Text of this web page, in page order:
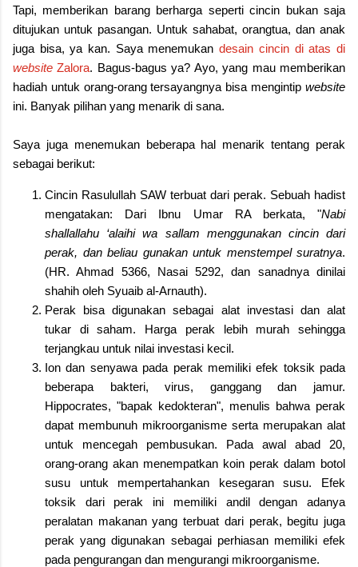
Tapi, memberikan barang berharga seperti cincin bukan saja
ditujukan untuk pasangan. Untuk sahabat, orangtua, dan anak
juga bisa, ya kan. Saya menemukandesain cincin di atas di
websiteZalora. Bagus-bagus ya? Ayo, yang mau memberikan
hadiah untuk orang-orang tersayangnya bisa mengintip website
ini. Banyak pilihan yang menarik di sana.
Saya juga menemukan beberapa hal menarik tentang perak
sebagai berikut:
Cincin Rasulullah SAW terbuat dari perak. Sebuah hadist
mengatakan: Dari Ibnu Umar RA berkata, "Nabi
shallallahu ‘alaihi wa sallam menggunakan cincin dari
perak, dan beliau gunakan untuk menstempel suratnya.
(HR. Ahmad 5366, Nasai 5292, dan sanadnya dinilai
shahih oleh Syuaib al-Arnauth).
Perak bisa digunakan sebagai alat investasi dan alat
tukar di saham. Harga perak lebih murah sehingga
terjangkau untuk nilai investasi kecil.
Ion dan senyawa pada perak memiliki efek toksik pada
beberapa bakteri, virus, ganggang dan jamur.
Hippocrates, "bapak kedokteran", menulis bahwa perak
dapat membunuh mikroorganisme serta merupakan alat
untuk mencegah pembusukan. Pada awal abad 20,
orang-orang akan menempatkan koin perak dalam botol
susu untuk mempertahankan kesegaran susu. Efek
toksik dari perak ini memiliki andil dengan adanya
peralatan makanan yang terbuat dari perak, begitu juga
perak yang digunakan sebagai perhiasan memiliki efek
pada pengurangan dan mengurangi mikroorganisme.